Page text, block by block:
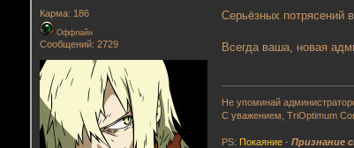
Карма: 186
Оффлайн
Сообщений: 2729
Серьёзных потрясений
Всегда ваша, новая
Не упоминай
С уважением, TriOptimum
PS: Покаяние -Признание